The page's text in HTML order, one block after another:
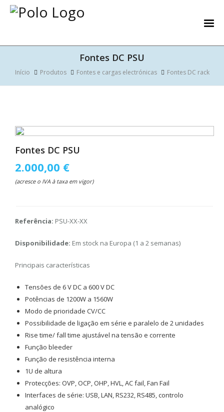
Fontes DC PSU
Início Produtos Fontes e cargas electrónicas Fontes DC rack
Fontes DC PSU
2.000,00 €
(acresce o IVA à taxa em vigor)
Referência: PSU-XX-XX
Disponibilidade: Em stock na Europa (1 a 2 semanas)
Principais características
Tensões de 6 V DC a 600 V DC
Potências de 1200W a 1560W
Modo de prioridade CV/CC
Possibilidade de ligação em série e paralelo de 2 unidades
Rise time/ fall time ajustável na tensão e corrente
Função bleeder
Função de resistência interna
1U de altura
Protecções: OVP, OCP, OHP, HVL, AC fail, Fan Fail
Interfaces de série: USB, LAN, RS232, RS485, controlo
analógico